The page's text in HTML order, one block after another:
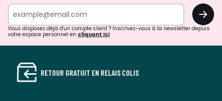
newsletter
OK
Vous disposez déjà d'un compte client ? Inscrivez-vous à la newsletter depuis
votre espace personnel en cliquant ici
RETOUR GRATUIT EN RELAIS COLIS